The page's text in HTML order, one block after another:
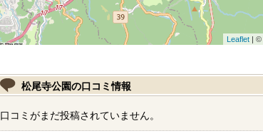
Leaflet| ©
松尾寺公園の口コミ情報
口コミがまだ投稿されていません。